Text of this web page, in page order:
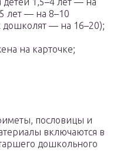
лет — на 8–10
дошколят — на 16–20);
на карточке;
пословицы и
включаются в
дошкольного